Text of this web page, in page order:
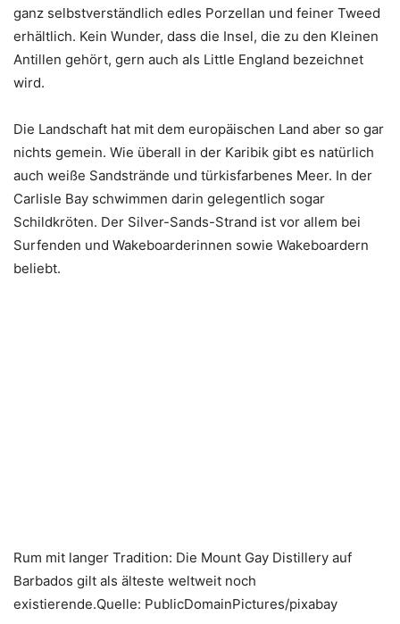
ganz selbstverständlich edles Porzellan und feiner Tweed
erhältlich. Kein Wunder, dass die Insel, die zu den Kleinen
Antillen gehört, gern auch als Little England bezeichnet
wird.
Die Landschaft hat mit dem europäischen Land aber so gar
nichts gemein. Wie überall in der Karibik gibt es natürlich
auch weiße Sandstrände und türkisfarbenes Meer. In der
Carlisle Bay schwimmen darin gelegentlich sogar
Schildkröten. Der Silver-Sands-Strand ist vor allem bei
Surfenden und Wakeboarderinnen sowie Wakeboardern
beliebt.
Rum mit langer Tradition: Die Mount Gay Distillery auf
Barbados gilt als älteste weltweit noch
existierende.Quelle: PublicDomainPictures/pixabay